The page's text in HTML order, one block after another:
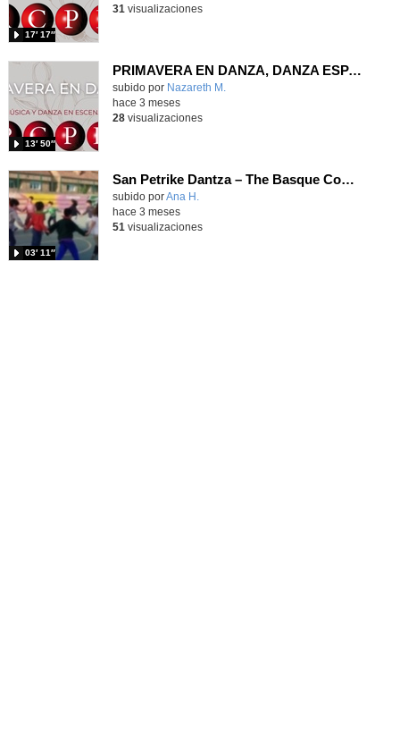
17′ 17″
31 visualizaciones
PRIMAVERA EN DANZA, DANZA ESPAÑOLA RCPD MARIEMMA
Contenido educativo.
subido por Nazareth M.
13′ 50″
hace 3 meses
28visualizaciones
San Petrike Dantza – The Basque Country Dance 4ºC
Contenido educativo.
subido porAna H.
03′ 11″
hace 3 meses
51 visualizaciones